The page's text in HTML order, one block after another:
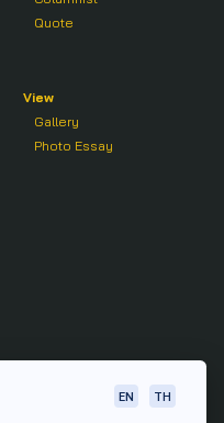
Quote
View
Gallery
Photo Essay
EN TH